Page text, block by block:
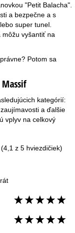
"Petit Balacha".
a bezpečne a s
super tunel.
vyšantiť na
Potom sa
kategórií:
a ďalšie
vplyv na celkový
(4,1 z 5 hviezdičiek)